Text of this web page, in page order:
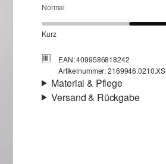
Normal
Kurz
EAN: 4099586818242
Artikelnummer: 2169946.0210.XS
Material & Pflege
Versand & Rückgabe